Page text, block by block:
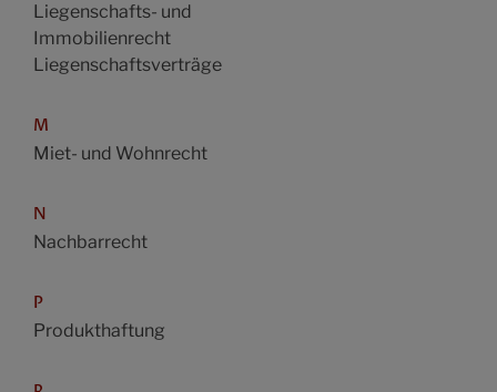
Liegenschafts- und
Immobilienrecht
Liegenschaftsverträge
M
Miet- und Wohnrecht
N
Nachbarrecht
P
Produkthaftung